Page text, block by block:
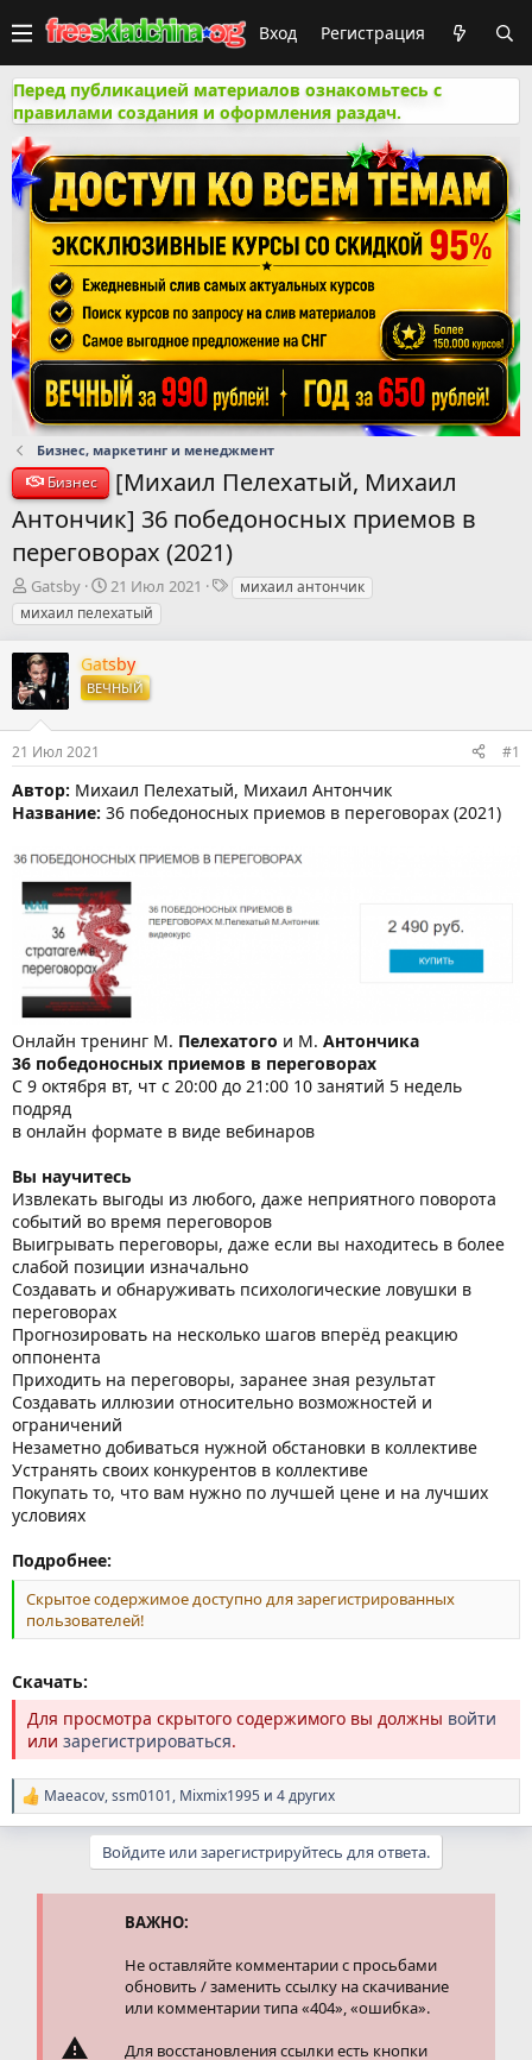
Вход Регистрация
Перед публикацией материалов ознакомьтесь с
правилами создания и оформления раздач.
Бизнес, маркетинг и менеджмент
Бизнес
[Михаил Пелехатый, Михаил
Антончик] 36 победоносных приемов в
переговорах (2021)
А
в
т
о
р
т
е
м
ы
Gatsby
Д
а
т
н
а
а
21 Июл 2021
Тмихаил антончик
михаил пелехатый
Gatsby
ВЕЧНЫЙ
21 Июл 2021 #1
Автор: Михаил Пелехатый, Михаил Антончик
Название: 36 победоносных приемов в переговорах (2021)
Онлайн тренинг М. Пелехатого и М. Антончика
36 победоносных приемов в переговорах
С 9 октября вт, чт с 20:00 до 21:00 10 занятий 5 недель
подряд
в онлайн формате в виде вебинаров
Вы научитесь
Извлекать выгоды из любого, даже неприятного поворота
событий во время переговоров
Выигрывать переговоры, даже если вы находитесь в более
слабой позиции изначально
Создавать и обнаруживать психологические ловушки в
переговорах
Прогнозировать на несколько шагов вперёд реакцию
оппонента
Приходить на переговоры, заранее зная результат
Создавать иллюзии относительно возможностей и
ограничений
Незаметно добиваться нужной обстановки в коллективе
Устранять своих конкурентов в коллективе
Покупать то, что вам нужно по лучшей цене и на лучших
условиях
Подробнее:
Скрытое содержимое доступно для зарегистрированных
пользователей!
Скачать:
Для просмотра скрытого содержимого вы должны войти
или зарегистрироваться.
Р
е
Maeacov,ssm0101, Mixmix1995 и 4 других
Войдите или зарегистрируйтесь для ответа.
ВАЖНО:
Не оставляйте комментарии с просьбами
обновить / заменить ссылку на скачивание
или комментарии типа «404», «ошибка».
Для восстановления ссылки есть кнопки